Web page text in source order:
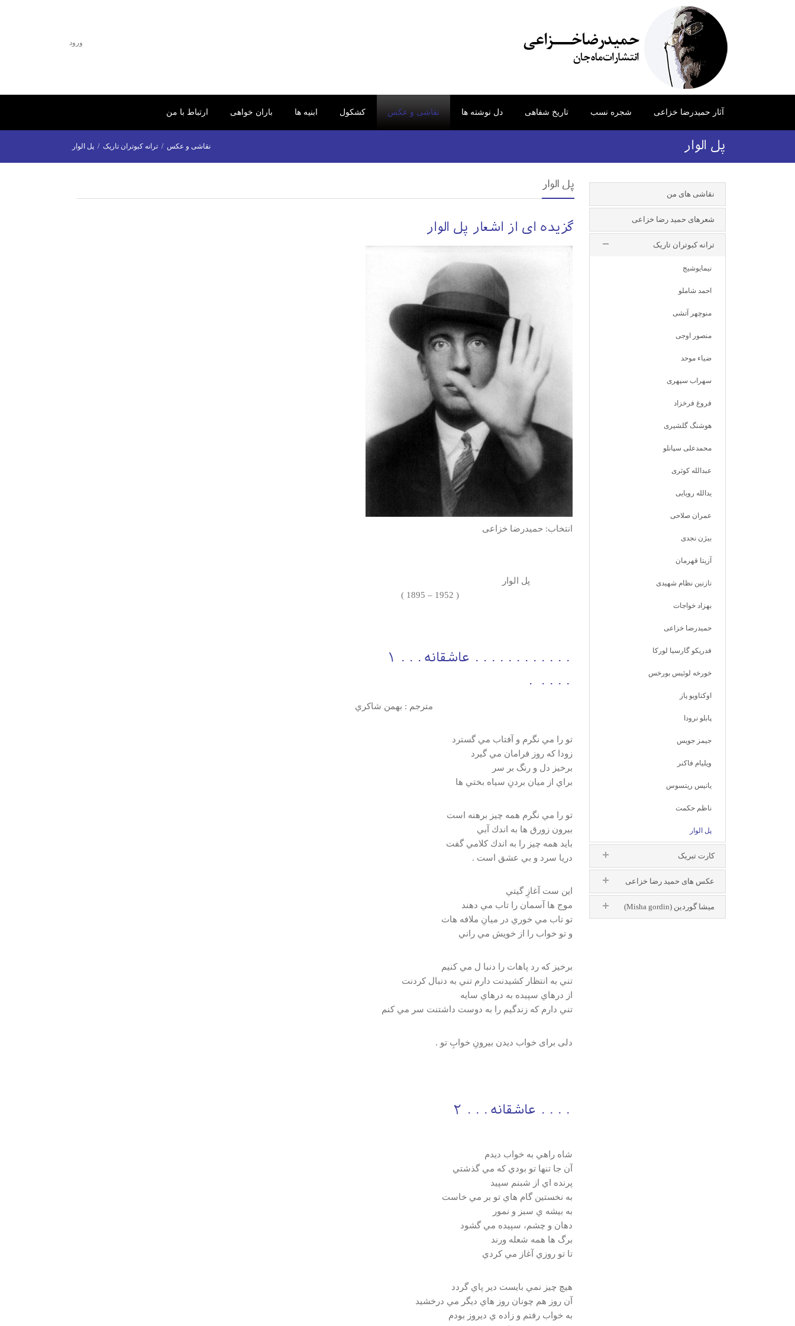
ورود
آثار حمیدرضا خزاعی شجره نسب تاریخ شفاهی دل نوشته ها نقاشی و عکس کشکول ابنیه ها باران خواهی ارتباط با من
پل الوار نقاشی و عکس / ترانه کبوتران تاریک / پل الوار
نقاشی های من
شعرهای حمید رضا خزاعی
ترانه کبوتران تاریک
نیمایوشیج
احمد شاملو
منوچهر آتشی
منصور اوجی
ضیاء موحد
سهراب سپهری
فروغ فرخزاد
هوشنگ گلشیری
محمدعلی سپانلو
عبدالله کوثری
یدالله رویایی
عمران صلاحی
بیژن نجدی
آزیتا قهرمان
نازنین نظام شهیدی
بهزاد خواجات
حمیدرضا خزاعی
فدریکو گارسیا لورکا
خورخه لوئیس بورخس
اوکتاویو پاز
پابلو نرودا
جیمز جویس
ویلیام فاکنر
یانیس ریتسوس
ناظم حکمت
پل الوار
کارت تبریک
عکس های حمید رضا خزاعی
میشا گوردین (Misha gordin)
پل الوار
گزیده ای از اشعار پل الوار
انتخاب: حمیدرضا خزاعی
پل الوار
( 1952 – 1895 )
عاشقانه 1
مترجم : بهمن شاكري
تو را مي نگرم و آفتاب مي گسترد
زودا كه روز فرامان مي گيرد
برخيز دل و رنگ بر سر
براي از ميان بردنِ سياه بختي ها
تو را مي نگرم همه چيز برهنه است
بيرون زورق ها به اندك آبي
بايد همه چيز را به اندك كلامي گفت
دريا سرد و بي عشق است .
اين ست آغازِ گيتي
موج ها آسمان را تاب مي دهند
تو تاب مي خوري در ميانِ ملافه هات
و تو خواب را از خويش مي راني
برخيز كه رد پاهات را دنبا ل مي كنيم
تني به انتظار كشيدنت دارم تني به دنبال كردنت
از درهاي سپيده به درهاي سايه
تني دارم كه زندگيم را به دوست داشتنت سر مي كنم
دلی برای خواب ديدن بيرونِ خوابِ تو .
عاشقانه 2
شاه راهي به خواب ديدم
آن جا تنها تو بودي كه مي گذشتي
پرنده اي از شبنم سپيد
به نخستين گام هاي تو بر مي خاست
به بيشه ي سبز و نمور
دهان و چشم، سپيده مي گشود
برگ ها همه شعله ورند
تا تو روزي آغاز مي كردي
هيچ چيز نمي بايست دير پاي گردد
آن روز هم چونان روز هاي ديگر مي درخشيد
به خواب رفتم و زاده ي ديروز بودم